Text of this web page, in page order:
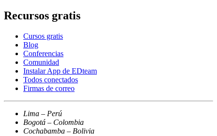
Recursos gratis
Cursos gratis
Blog
Conferencias
Comunidad
Instalar App de EDteam
Todos conectados
Firmas de correo
Lima – Perú
Bogotá – Colombia
Cochabamba – Bolivia